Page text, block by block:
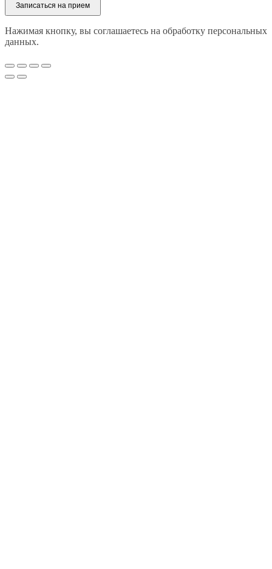
Записаться на прием
Нажимая кнопку, вы соглашаетесь на обработку персональных
данных.